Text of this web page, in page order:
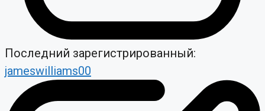
Последний зарегистрированный:
jameswilliams00